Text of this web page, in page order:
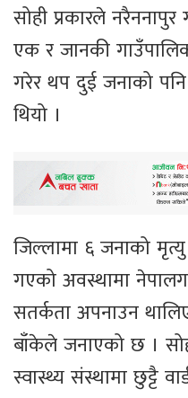
सोही प्रकारले नरैननापुर
एक र जानकी
गरेर थप दुई जनाको
थियो ।
जिल्लामा ६ जनाको
गएको अवस्थामा
सतर्कता अपनाउन
बाँकेले जनाएको छ ।
स्वास्थ्य संस्थामा छुट्टै